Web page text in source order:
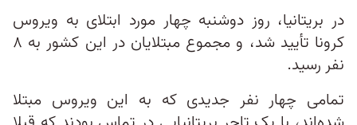
در بریتانیا، روز دوشنبه چهار مورد ابتلای به ویروس
کرونا تأیید شد، و مجموع مبتلایان در این کشور به ۸
نفر رسید.
تمامی چهار نفر جدیدی که به این ویروس مبتلا